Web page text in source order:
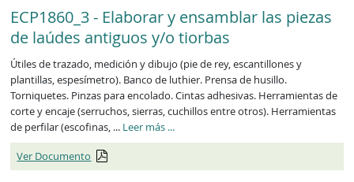
ECP1860_3 - Elaborar y ensamblar las piezas
de laúdes antiguos y/o tiorbas
Útiles de trazado, medición y dibujo (pie de rey, escantillones y
plantillas, espesímetro). Banco de luthier. Prensa de husillo.
Torniquetes. Pinzas para encolado. Cintas adhesivas. Herramientas de
corte y encaje (serruchos, sierras, cuchillos entre otros). Herramientas
de perfilar (escofinas, ... Leer más ECP1860_3
...
Ver Documento